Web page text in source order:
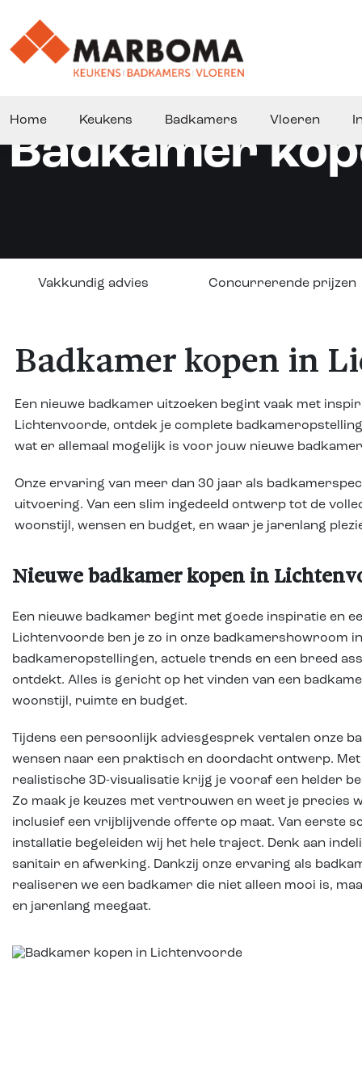
Home Keukens Badkamers Vloeren
Badkamer
Vakkundig advies Concurrerende prijzen
Badkamer kopen in
Een nieuwe badkamer uitzoeken begint vaak met
Lichtenvoorde, ontdek je complete
wat er allemaal mogelijk is voor jouw nieuwe
Onze ervaring van meer dan 30 jaar als
uitvoering. Van een slim ingedeeld ontwerp tot de
woonstijl, wensen en budget, en waar je jarenlang
Nieuwe badkamer kopen in
Een nieuwe badkamer begint met goede inspiratie en
Lichtenvoorde ben je zo in onze badkamershowroom
badkameropstellingen, actuele trends en een breed
ontdekt. Alles is gericht op het vinden van een
woonstijl, ruimte en budget.
Tijdens een persoonlijk adviesgesprek vertalen onze
wensen naar een praktisch en doordacht ontwerp. Met
realistische 3D-visualisatie krijg je vooraf een helder
Zo maak je keuzes met vertrouwen en weet je precies
inclusief een vrijblijvende offerte op maat. Van eerste
installatie begeleiden wij het hele traject. Denk aan
sanitair en afwerking. Dankzij onze ervaring als
realiseren we een badkamer die niet alleen mooi is,
en jarenlang meegaat.